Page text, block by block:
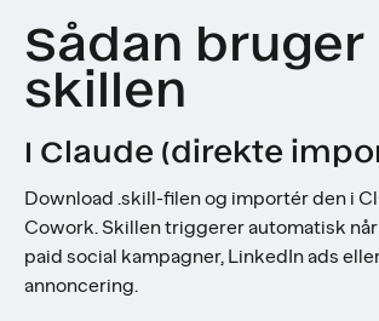
Sådan bruger
skillen
I Claude (direkte
Download .skill-filen og importér den i
Cowork. Skillen triggerer automatisk
paid social kampagner, LinkedIn ads
annoncering.